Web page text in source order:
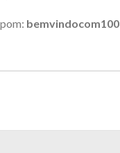
bemvindocom100